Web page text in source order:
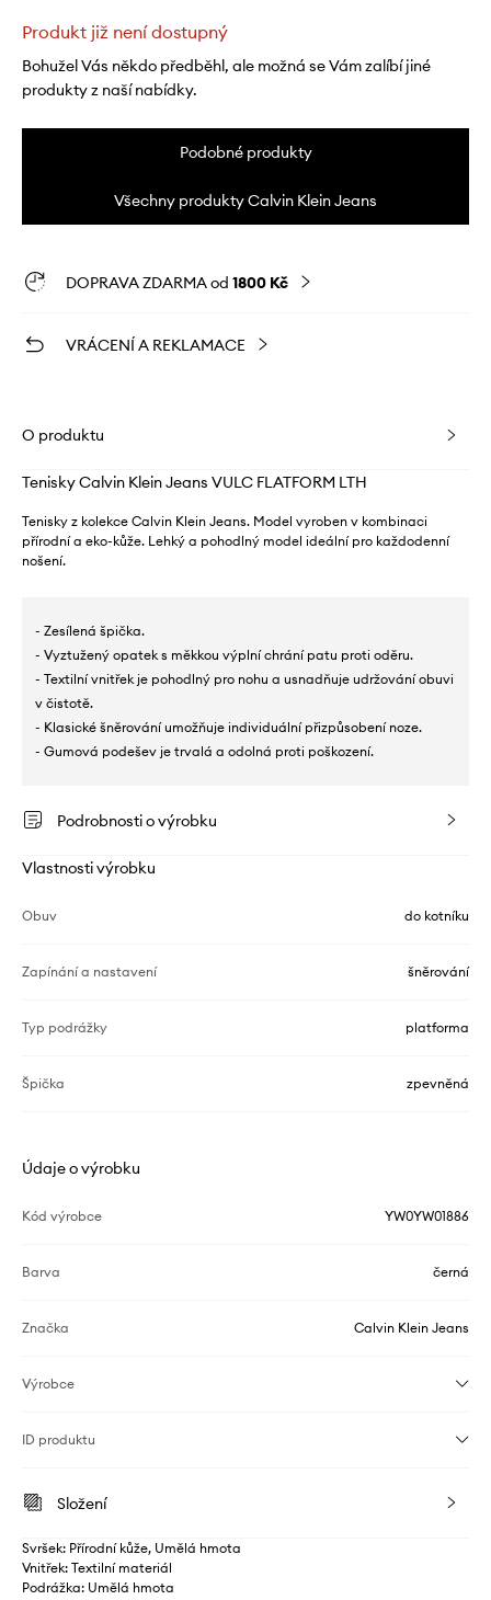
Produkt již není dostupný
Bohužel Vás někdo předběhl, ale možná se Vám zalíbí jiné
produkty z naší nabídky.
Podobné produkty
Všechny produkty Calvin Klein Jeans
DOPRAVA ZDARMA od 1800 Kč
VRÁCENÍ A REKLAMACE
O produktu
Tenisky Calvin Klein Jeans VULC FLATFORM LTH
Tenisky z kolekce Calvin Klein Jeans. Model vyroben v kombinaci
přírodní a eko-kůže. Lehký a pohodlný model ideální pro každodenní
nošení.
- Zesílená špička.
- Vyztužený opatek s měkkou výplní chrání patu proti oděru.
- Textilní vnitřek je pohodlný pro nohu a usnadňuje udržování obuvi
v čistotě.
- Klasické šněrování umožňuje individuální přizpůsobení noze.
- Gumová podešev je trvalá a odolná proti poškození.
Podrobnosti o výrobku
Vlastnosti výrobku
Obuv do kotníku
Zapínání a nastavení šněrování
Typ podrážky platforma
Špička zpevněná
Údaje o výrobku
Kód výrobce YW0YW01886
Barva černá
Značka Calvin Klein Jeans
Výrobce
ID produktu
Složení
Svršek: Přírodní kůže, Umělá hmota
Vnitřek: Textilní materiál
Podrážka: Umělá hmota